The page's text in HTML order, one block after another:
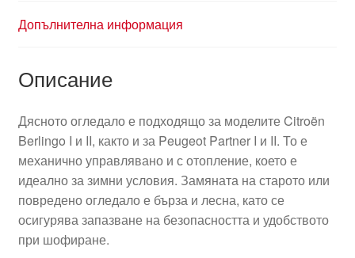
Допълнителна информация
Описание
Дясното огледало е подходящо за моделите Citroën
Berlingo I и II, както и за Peugeot Partner I и II. То е
механично управлявано и с отопление, което е
идеално за зимни условия. Замяната на старото или
повредено огледало е бърза и лесна, като се
осигурява запазване на безопасността и удобството
при шофиране.